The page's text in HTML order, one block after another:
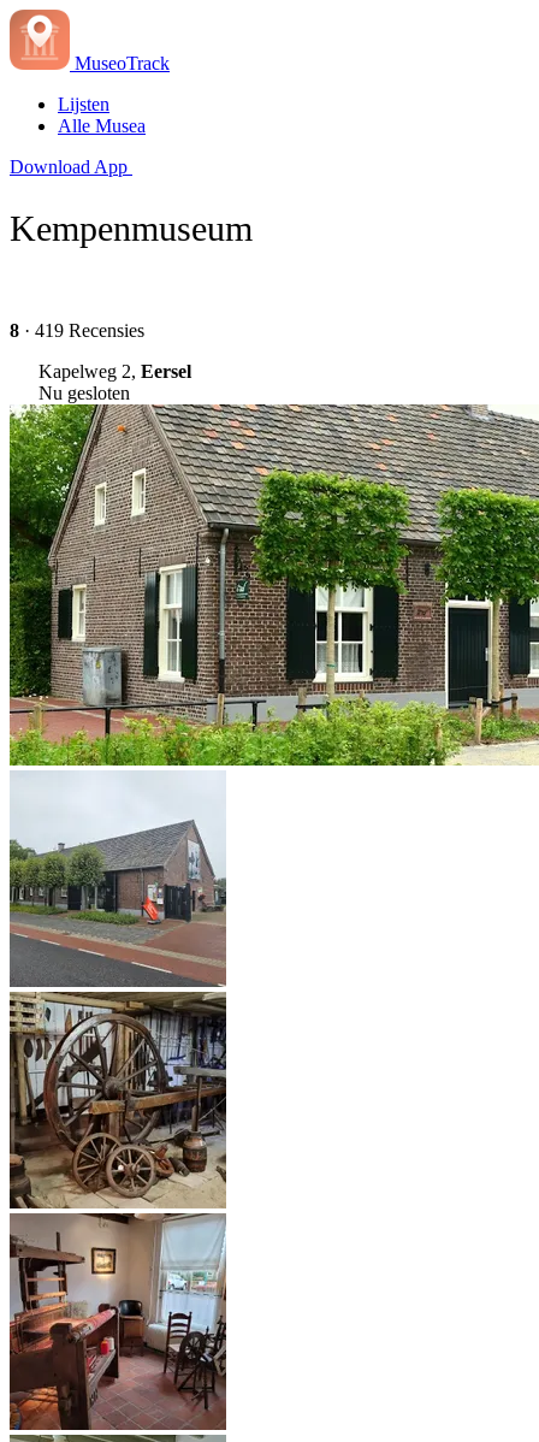
MuseoTrack
Lijsten
Alle Musea
Download App
Kempenmuseum
8 · 419 Recensies
Kapelweg 2, Eersel
Nu gesloten